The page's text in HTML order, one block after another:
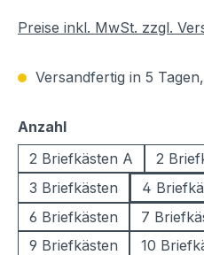
Preise inkl. MwSt. zzgl.
Versandfertig in 5
Anzahlauswählen
2 Briefkästen A
2
3 Briefkästen
4
6 Briefkästen
7
9 Briefkästen
10